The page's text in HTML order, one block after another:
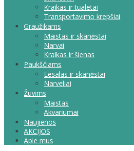
Kraikas ir tualetai
Transportavimo krepšiai
Graužikams
Maistas ir skanėstai
Narvai
Kraikas ir šienas
Paukščiams
Lesalas ir skanėstai
Narveliai
Žuvims
Maistas
Akvariumai
Naujienos
AKCIJOS
Apie mus